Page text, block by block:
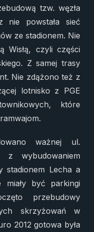
tzw. węzła
nie powstała sieć
ze stadionem. Nie
Wisłą, czyli części
Z samej trasy
Nie zdążono też z
lotnisko z PGE
które
ważnej ul.
wybudowaniem
stadionem Lecha a
miały być parkingi
przebudowy
skrzyżowań w
2012 gotowa była